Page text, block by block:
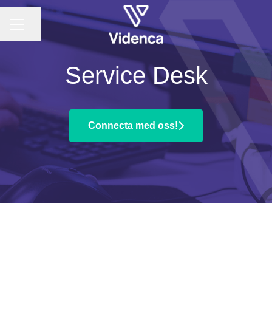
Service Desk
Connecta med oss!